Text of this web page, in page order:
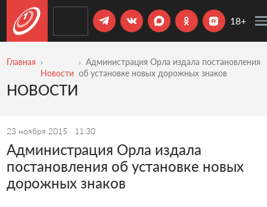
18+
Главная
Новости
Администрация Орла издала постановления
об установке новых дорожных знаков
НОВОСТИ
23 ноября 2015 11:30
Администрация Орла издала
постановления об установке новых
дорожных знаков